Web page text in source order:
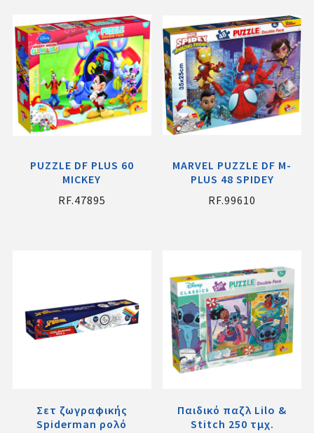
PUZZLE DF PLUS 60
MICKEY
RF.47895
MARVEL PUZZLE DF M-
PLUS 48 SPIDEY
RF.99610
Σετ ζωγραφικής
Spiderman ρολό
Παιδικό παζλ Lilo &
Stitch 250 τμχ.